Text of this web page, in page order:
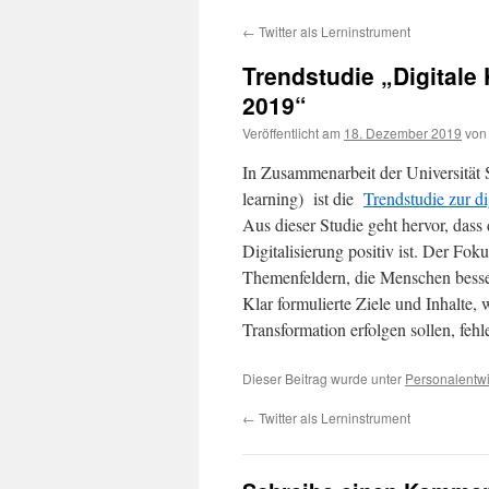
← Twitter als Lerninstrument
Trendstudie „Digitale
2019“
Veröffentlicht am 18. Dezember 2019 von
In Zusammenarbeit der Universität
learning) ist die Trendstudie zur
Aus dieser Studie geht hervor,
Digitalisierung positiv ist. Der
Themenfeldern, die Menschen
Klar formulierte Ziele und Inhalte,
Transformation erfolgen sollen,
Dieser Beitrag wurde unter
← Twitter als Lerninstrument